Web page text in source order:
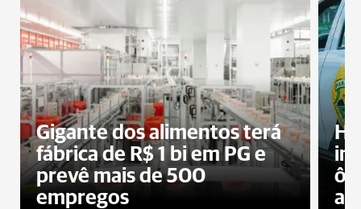
Gigante dos alimentos terá
fábrica de R$ 1 bi em PG e
prevê mais de 500
empregos